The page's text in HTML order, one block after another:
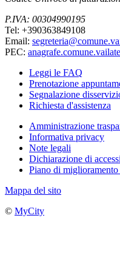
P.IVA: 00304990195
Tel: +390363849108
Email:
PEC:
Leggi le FAQ
Prenotazione
Segnalazione
Richiesta d'assistenza
Amministrazione
Informativa privacy
Note legali
Dichiarazione di
Piano di
Mappa del sito
© MyCity